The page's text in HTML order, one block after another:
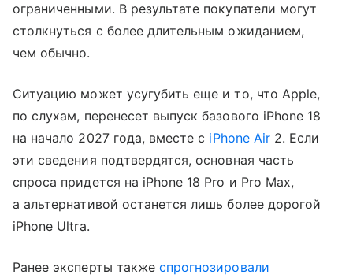
ограниченными. В результате покупатели могут
столкнуться с более длительным ожиданием,
чем обычно.
Ситуацию может усугубить еще и то, что Apple,
по слухам, перенесет выпуск базового iPhone 18
на начало 2027 года, вместе с iPhone Air2. Если
эти сведения подтвердятся, основная часть
спроса придется на iPhone 18 Pro и Pro Max,
а альтернативой останется лишь более дорогой
iPhone Ultra.
Ранее эксперты такжеспрогнозировали